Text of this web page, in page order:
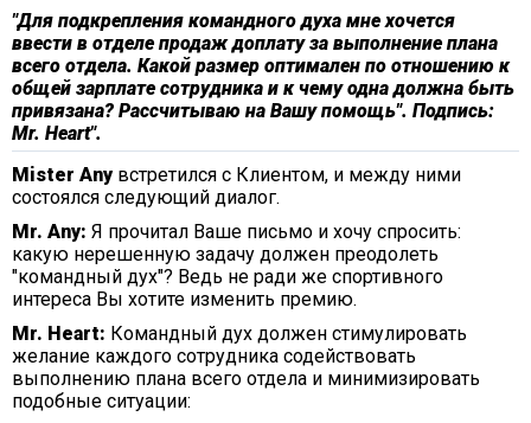
"Для подкрепления командного духа мне хочется
ввести в отделе продаж доплату за выполнение плана
всего отдела. Какой размер оптимален по отношению к
общей зарплате сотрудника и к чему одна должна быть
привязана? Рассчитываю на Вашу помощь". Подпись:
Mr. Heart".
Mister Anyвстретился с Клиентом, и между ними
состоялся следующий диалог.
Mr. Any: Я прочитал Ваше письмо и хочу спросить:
какую нерешенную задачу должен преодолеть
"командный дух"? Ведь не ради же спортивного
интереса Вы хотите изменить премию.
Mr. Heart: Командный дух должен стимулировать
желание каждого сотрудника содействовать
выполнению плана всего отдела и минимизировать
подобные ситуации: